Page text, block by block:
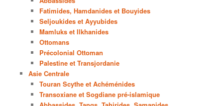
Fatimides, Hamdanides et Bouyides
Seljoukides et Ayyubides
Mamluks et Ilkhanides
Ottomans
Précolonial Ottoman
Palestine et Transjordanie
Asie Centrale
Touran Scythe et Achéménides
Transoxiane et Sogdiane pré-islamique